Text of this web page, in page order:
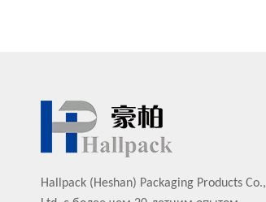
Hallpack (Heshan) Packaging Products Co.,